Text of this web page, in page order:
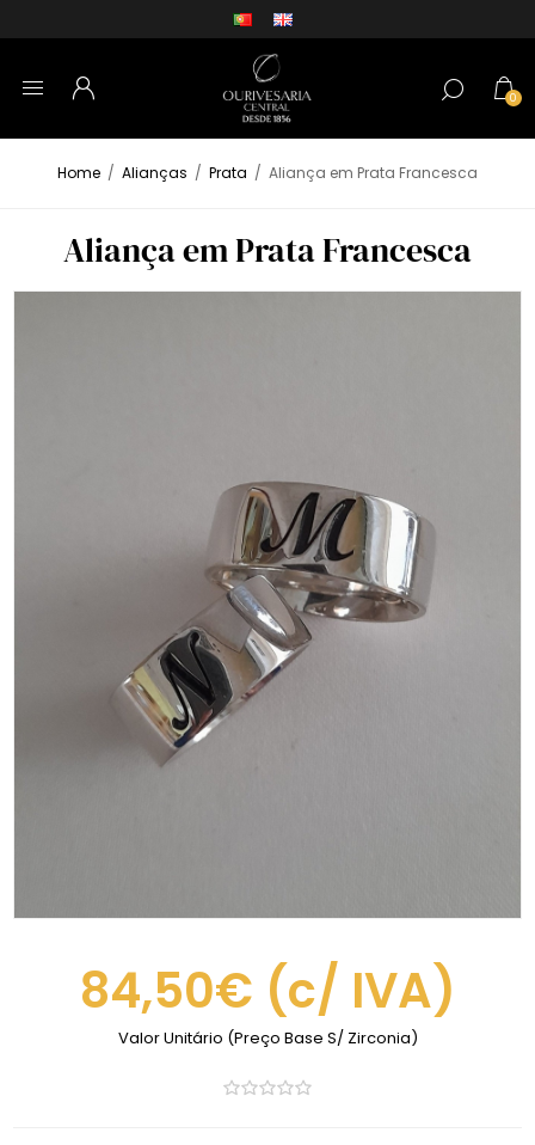
0
Home / Alianças / Prata / Aliança em Prata Francesca
Aliança em Prata Francesca
84,50€ (c/ IVA)
Valor Unitário (Preço Base S/ Zirconia)